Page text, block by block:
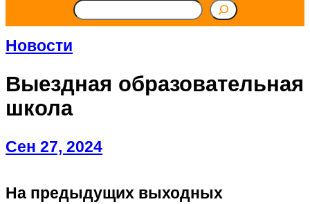
П
и
с
Новости
Выездная образовательная
школа
Сен 27, 2024
На предыдущих выходных